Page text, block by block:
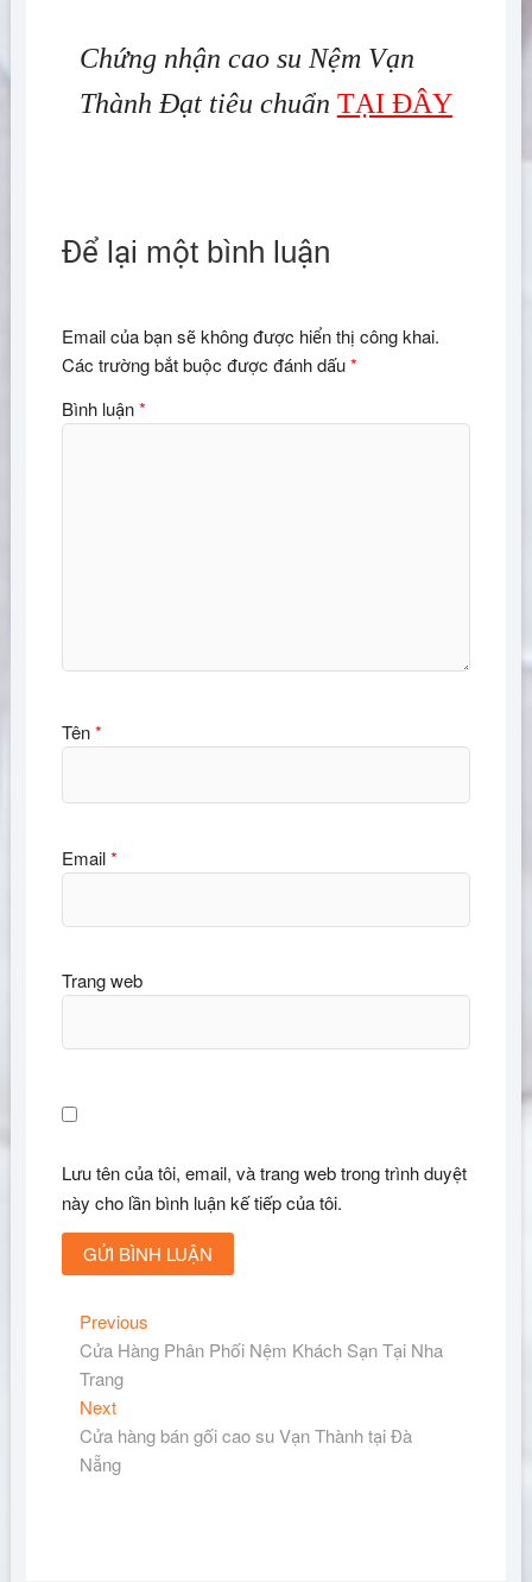
Chứng nhận cao su Nệm Vạn
Thành Đạt tiêu chuẩn TẠI ĐÂY
Để lại một bình luận
Email của bạn sẽ không được hiển thị công khai.
Các trường bắt buộc được đánh dấu*
Bình luận*
Tên*
Email*
Trang web
Lưu tên của tôi, email, và trang web trong trình duyệt
này cho lần bình luận kế tiếp của tôi.
Điều
hướng
bài
viết
PreviousPrevious
post:
Cửa Hàng Phân Phối Nệm Khách Sạn Tại Nha
Trang
NextNext
post:
Cửa hàng bán gối cao su Vạn Thành tại Đà
Nẵng